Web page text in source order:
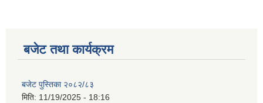
बजेट तथा कार्यक्रम
बजेट पुस्तिका २०८२/८३
मिति: 11/19/2025 - 18:16